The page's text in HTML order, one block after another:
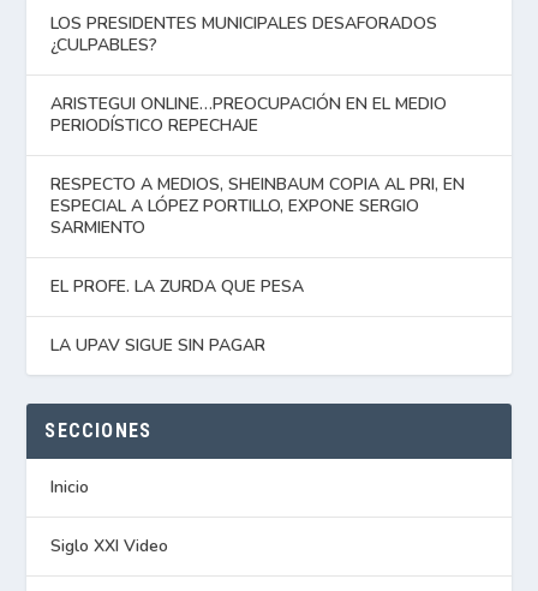
LOS PRESIDENTES MUNICIPALES DESAFORADOS
¿CULPABLES?
ARISTEGUI ONLINE…PREOCUPACIÓN EN EL MEDIO
PERIODÍSTICO REPECHAJE
RESPECTO A MEDIOS, SHEINBAUM COPIA AL PRI, EN
ESPECIAL A LÓPEZ PORTILLO, EXPONE SERGIO
SARMIENTO
EL PROFE. LA ZURDA QUE PESA
LA UPAV SIGUE SIN PAGAR
SECCIONES
Inicio
Siglo XXI Video